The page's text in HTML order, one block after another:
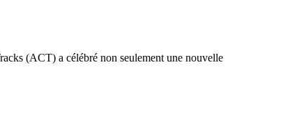
(ACT) a célébré non seulement une nouvelle